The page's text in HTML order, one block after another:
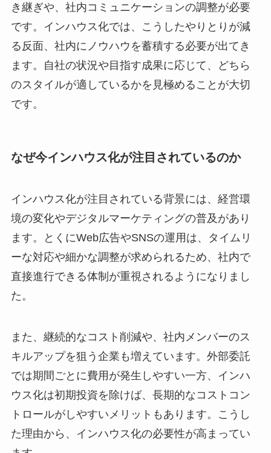
き継ぎや、社内コミュニケーションの調整が必要
です。インハウス化では、こうしたやりとりが減
る反面、社内にノウハウを蓄積する必要が出てき
ます。自社の状況や目指す成果に応じて、どちら
のスタイルが適しているかを見極めることが大切
です。
なぜ今インハウス化が注目されているのか
インハウス化が注目されている背景には、経営環
境の変化やデジタルマーケティングの普及があり
ます。とくにWeb広告やSNSの運用は、タイムリ
ーな対応や細かな調整が求められるため、社内で
直接進行できる体制が重視されるようになりまし
た。
また、継続的なコスト削減や、社内メンバーのス
キルアップを狙う企業も増えています。外部委託
では期間ごとに費用が発生しやすい一方、インハ
ウス化は初期投資を除けば、長期的なコストコン
トロールがしやすいメリットもあります。こうし
た理由から、インハウス化の必要性が高まってい